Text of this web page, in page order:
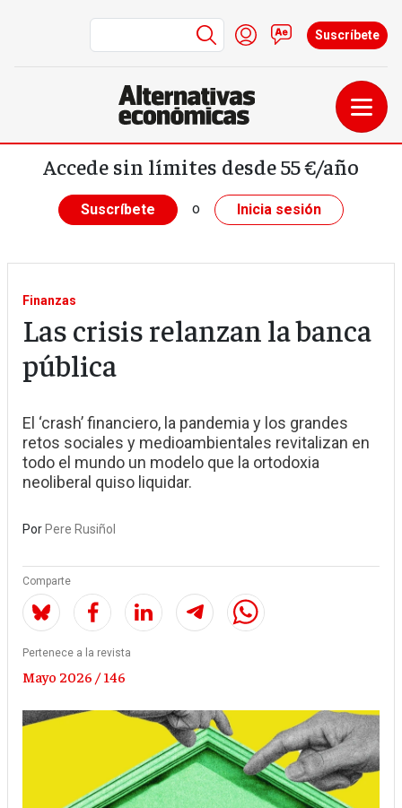
Pasar al contenido principal
Menú de cuenta de
Iniciar sesión
Contacto
Suscríbete
Accede sin límites desde 55 €/año
Suscríbete o Inicia sesión
Finanzas
Las crisis relanzan la banca
pública
El ‘crash’ financiero, la pandemia y los grandes
retos sociales y medioambientales revitalizan en
todo el mundo un modelo que la ortodoxia
neoliberal quiso liquidar.
Por Pere Rusiñol
Comparte
Pertenece a la revista
Mayo 2026 / 146